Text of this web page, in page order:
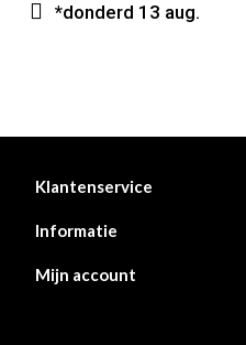
*donderd 13 aug.
Klantenservice
Informatie
Mijn account